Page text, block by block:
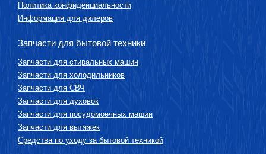
Политика конфиденциальности
Информация для дилеров
Запчасти для бытовой техники
Запчасти для стиральных машин
Запчасти для холодильников
Запчасти для СВЧ
Запчасти для духовок
Запчасти для посудомоечных машин
Запчасти для вытяжек
Средства по уходу за бытовой техникой